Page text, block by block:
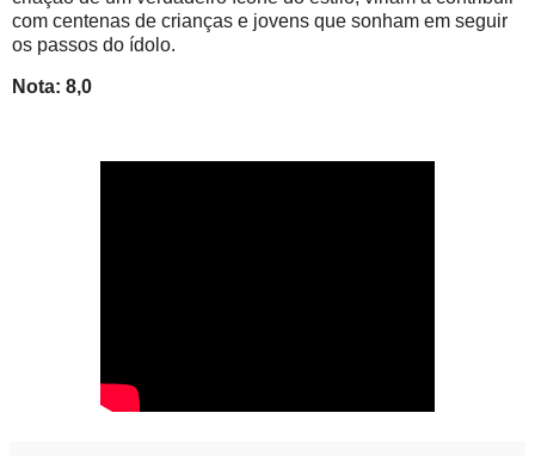
com centenas de crianças e jovens que sonham em seguir
os passos do ídolo.
Nota: 8,0